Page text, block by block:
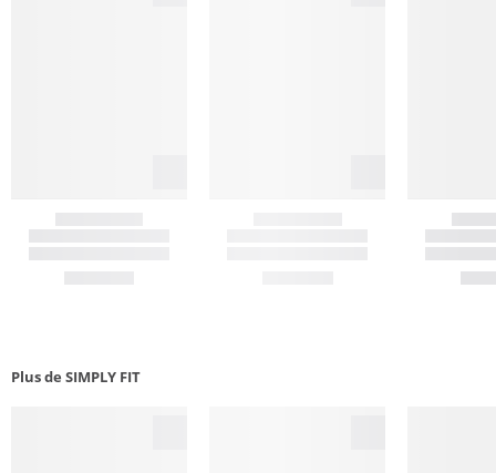
Plus de SIMPLY FIT